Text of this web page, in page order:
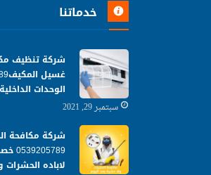
خدماتنا
الوحدات
سبتمبر 29, 2021
شركة مكافحة
لاباده